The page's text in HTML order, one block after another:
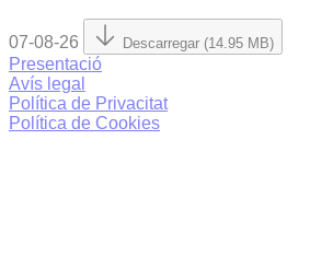
07-08-26 Descarregar (14.95 MB)
Presentació
Avís legal
Política de Privacitat
Política de Cookies